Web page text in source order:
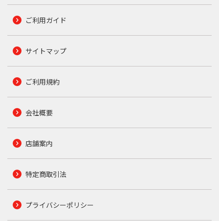
ご利用ガイド
サイトマップ
ご利用規約
会社概要
店舗案内
特定商取引法
プライバシーポリシー